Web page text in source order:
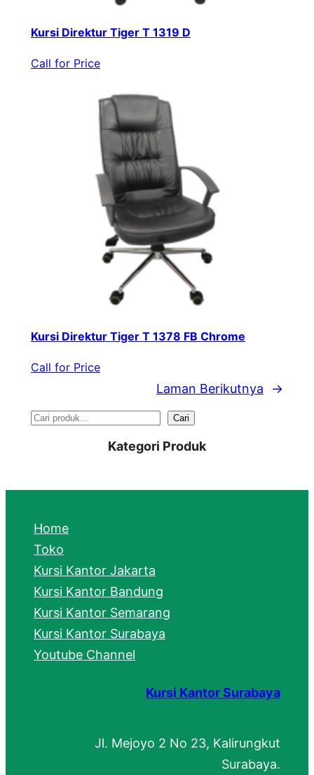
Kursi Direktur Tiger T 1319 D
Call for Price
Kursi Direktur Tiger T 1378 FB Chrome
Call for Price
Laman Berikutnya →
S
r
h
Cari
Kategori Produk
Home
Toko
Kursi Kantor Jakarta
Kursi Kantor Bandung
Kursi Kantor Semarang
Kursi Kantor Surabaya
Youtube Channel
Kursi Kantor Surabaya
Jl. Mejoyo 2 No 23, Kalirungkut
Surabaya.